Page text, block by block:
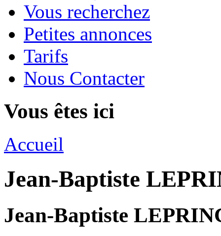
Vous recherchez
Petites annonces
Tarifs
Nous Contacter
Vous êtes ici
Accueil
Jean-Baptiste
Jean-Baptiste